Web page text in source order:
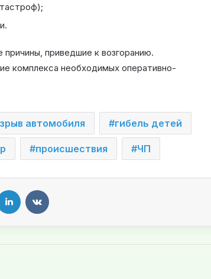
приведшие к возгоранию.
комплекса необходимых оперативно-
автомобиля гибель детей
происшествия ЧП